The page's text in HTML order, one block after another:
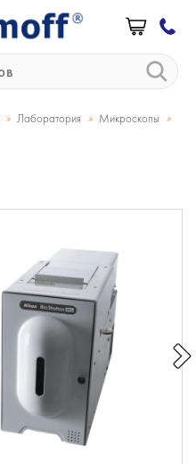
» Лаборатория » Микроскопы »